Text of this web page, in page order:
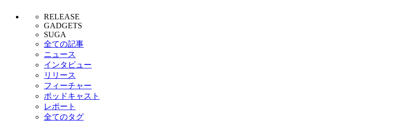
RELEASE
GADGETS
SUGA
全ての記事
ニュース
インタビュー
リリース
フィーチャー
ポッドキャスト
レポート
全てのタグ